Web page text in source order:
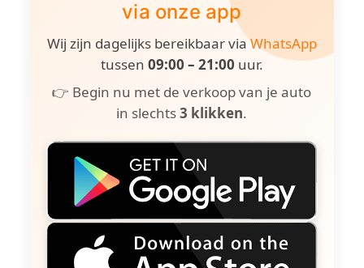
via onze app
Wij zijn dagelijks bereikbaar viaWhatsApp
tussen 09:00 – 21:00 uur.
👉 Begin nu met de verkoop van je auto
in slechts3 klikken.